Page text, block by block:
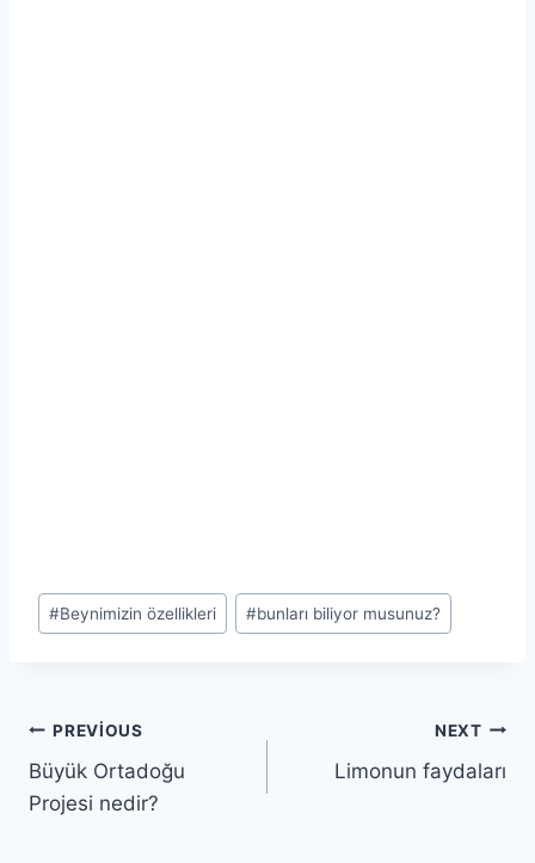
Post
Tags:
#Beynimizin özellikleri #bunları biliyor musunuz?
Yazı
gezinmesi
PREVIOUS
Büyük Ortadoğu
Projesi nedir?
NEXT
Limonun faydaları